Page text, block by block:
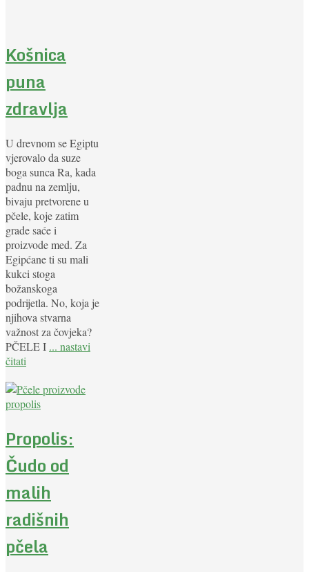
Košnica
puna
zdravlja
U drevnom se Egiptu
vjerovalo da suze
boga sunca Ra, kada
padnu na zemlju,
bivaju pretvorene u
pčele, koje zatim
grade saće i
proizvode med. Za
Egipćane ti su mali
kukci stoga
božanskoga
podrijetla. No, koja je
njihova stvarna
važnost za čovjeka?
PČELE I ... nastavi
čitati
Propolis:
Čudo od
malih
radišnih
pčela